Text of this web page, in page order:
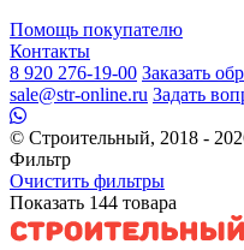
Помощь покупателю
Контакты
8 920 276-19-00 Заказать
sale@str-online.ru Задать
© Строительный, 2018 -
Фильтр
Очистить фильтры
Показать 144 товара